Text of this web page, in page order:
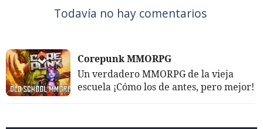
Todavía no hay comentarios
Corepunk MMORPG
Un verdadero MMORPG de la vieja
escuela ¡Cómo los de antes, pero mejor!